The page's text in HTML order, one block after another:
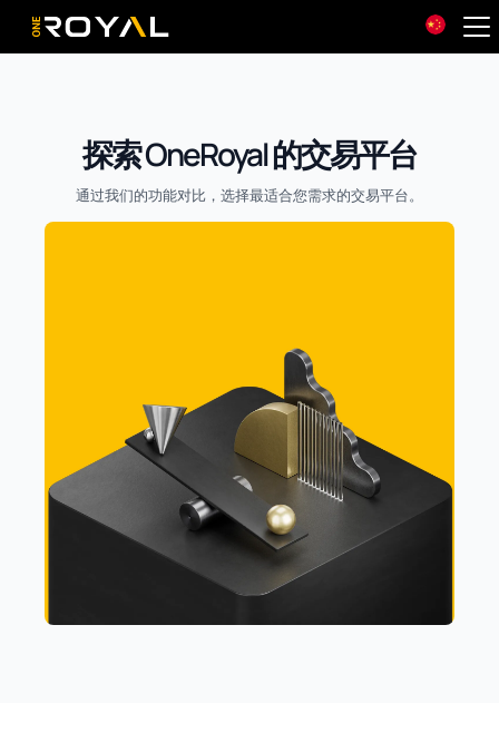
OneRoyal Home
探索 OneRoyal 的交易平台
通过我们的功能对比，选择最适合您需求的交易平台。